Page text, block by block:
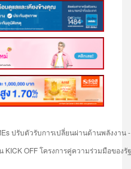
ปรับตัวรับการเปลี่ยนผ่านด้านพลังงาน
KICK OFF โครงการคู่ความร่วมมือขอ